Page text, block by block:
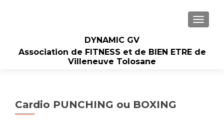
DYNAMIC GV
Association de FITNESS et de BIEN ETRE de
Villeneuve Tolosane
Cardio PUNCHING ou BOXING